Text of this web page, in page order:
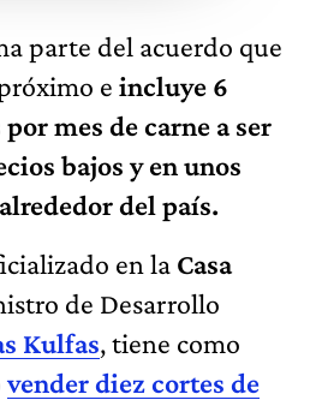
parte del acuerdo que
e incluye 6
mes de carne a ser
bajos y en unos
del país.
en la Casa
de Desarrollo
Kulfas, tiene como
vender diez cortes de